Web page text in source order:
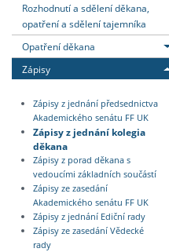
Rozhodnutí a sdělení děkana,
opatření a sdělení tajemníka
Opatření děkana
Zápisy
Zápisy z jednání předsednictva
Akademického senátu FF UK
Zápisy z jednání kolegia
děkana
Zápisy z porad děkana s
vedoucími základních součástí
Zápisy ze zasedání
Akademického senátu FF UK
Zápisy z jednání Ediční rady
Zápisy ze zasedání Vědecké
rady